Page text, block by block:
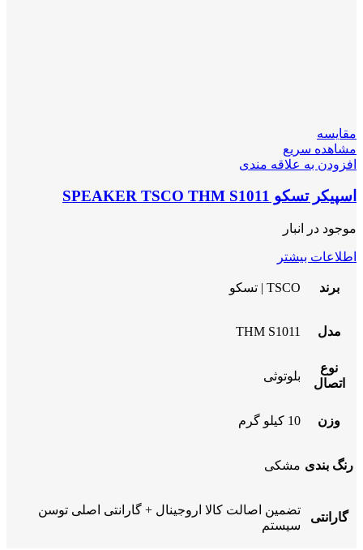
مقایسه
مشاهده سریع
افزودن به علاقه مندی
اسپیکر تسکو SPEAKER TSCO THM S1011
موجود در انبار
اطلاعات بیشتر
برند TSCO | تسکو
مدل THM S1011
نوع
اتصال
بلوتوثی
وزن 10 کیلو گرم
رنگ بندی مشکی
گارانتی
تضمین اصالت کالا اروجینال + گارانتی اصلی توسن
سیستم